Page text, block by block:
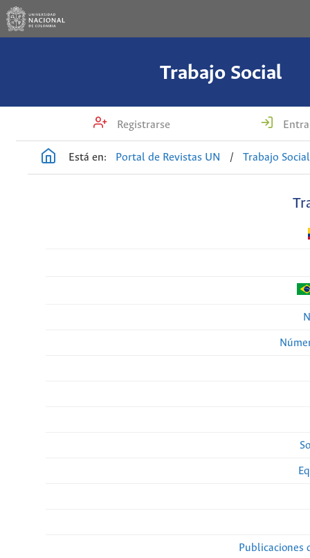
Trabajo Social
Registrarse
Está en: Portal de Revistas UN / Trabajo Social
Publicaciones